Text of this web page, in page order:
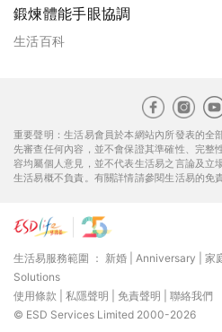
鍛煉體能手眼協調
生活百科
重要聲明：生活易會員於本網站內所發表的全
先審查任何內容，並不會保證其準確性、完整
容均屬個人意見，並不代表生活易之言論及立
生活易概不負責。有關詳情請參閱生活易的免
生活易服務範圍 ： 新婚 Anniversary 家
Solutions
使用條款
私隱聲明 免責聲明
聯絡我們
© ESD Services Limited 2000-2026